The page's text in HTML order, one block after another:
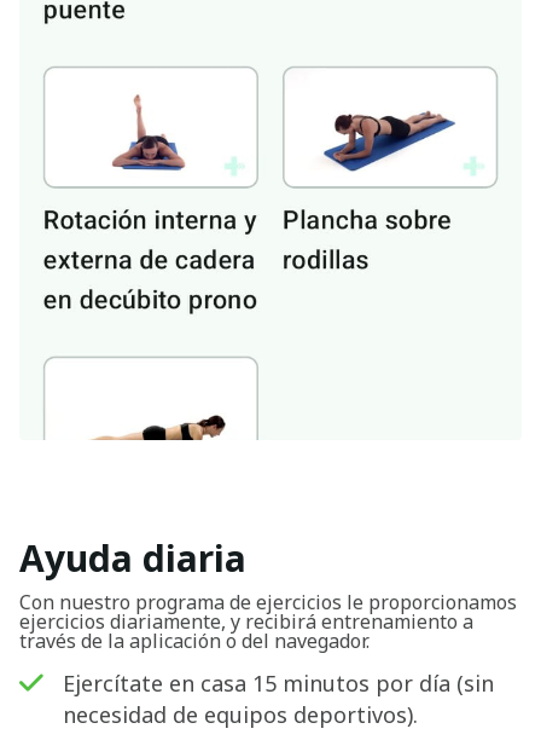
Ayuda diaria
Con nuestro programa de ejercicios le proporcionamos
ejercicios diariamente, y recibirá entrenamiento a
través de la aplicación o del navegador.
Ejercítate en casa 15 minutos por día (sin
necesidad de equipos deportivos).